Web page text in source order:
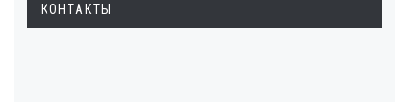
КОНТАКТЫ